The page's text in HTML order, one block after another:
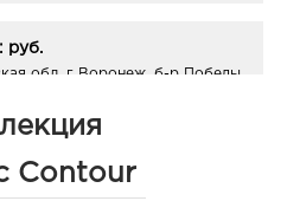
руб.
обл, г Воронеж, б-р Победы,
- 22:00
Contour